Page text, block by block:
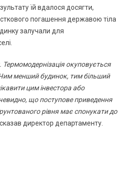
їй вдалося досягти,
погашення державою тіла
залучали для
окуповується
менший будинок, тим більший
цим інвестора або
що поступове приведення
рівня має спонукати до
директор департаменту.